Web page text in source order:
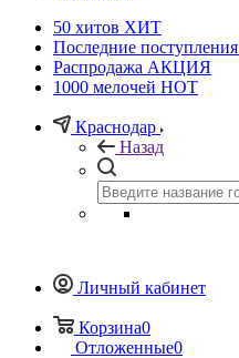
50 хитов ХИТ
Последние поступления
Распродажа АКЦИЯ
1000 мелочей HOT
Краснодар
Назад
Личный кабинет
Корзина0
Отложенные0